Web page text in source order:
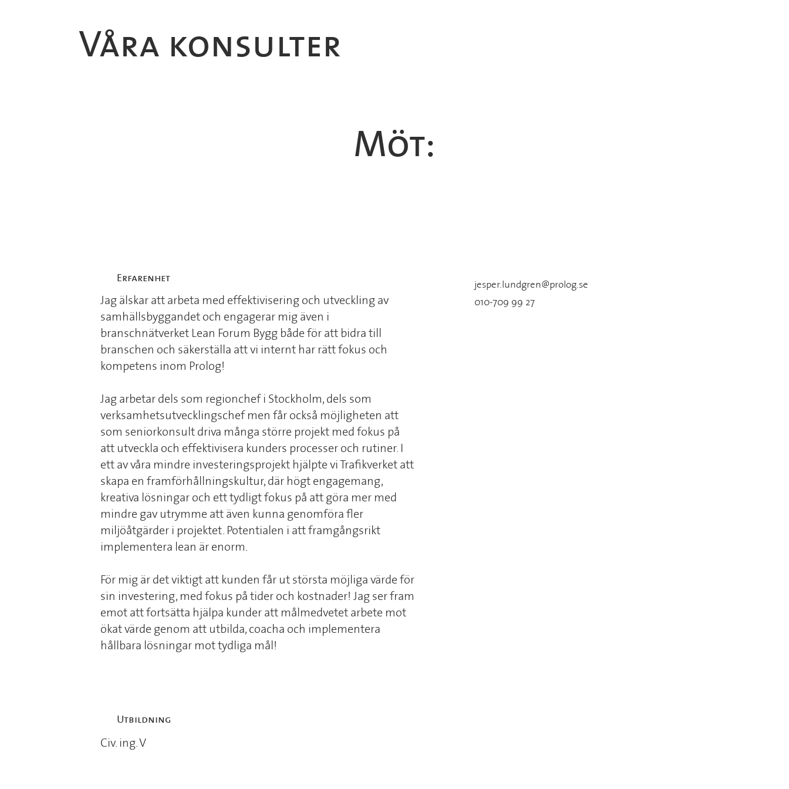
Våra konsulter
Möt:
Jag älskar att arbeta med effektivisering och utveckling av
samhällsbyggandet och engagerar mig även i
branschnätverket Lean Forum Bygg både för att bidra till
branschen och säkerställa att vi internt har rätt fokus och
kompetens inom Prolog!
Jag arbetar dels som regionchef i Stockholm, dels som
verksamhetsutvecklingschef men får också möjligheten att
som seniorkonsult driva många större projekt med fokus på
att utveckla och effektivisera kunders processer och rutiner. I
ett av våra mindre investeringsprojekt hjälpte vi Trafikverket att
skapa en framförhållningskultur, där högt engagemang,
kreativa lösningar och ett tydligt fokus på att göra mer med
mindre gav utrymme att även kunna genomföra fler
miljöåtgärder i projektet. Potentialen i att framgångsrikt
implementera lean är enorm.
För mig är det viktigt att kunden får ut största möjliga värde för
sin investering, med fokus på tider och kostnader! Jag ser fram
emot att fortsätta hjälpa kunder att målmedvetet arbete mot
ökat värde genom att utbilda, coacha och implementera
hållbara lösningar mot tydliga mål!
Utbildning
Erfarenhet
Civ. ing. V
jesper.lundgren@prolog.se
010-709 99 27